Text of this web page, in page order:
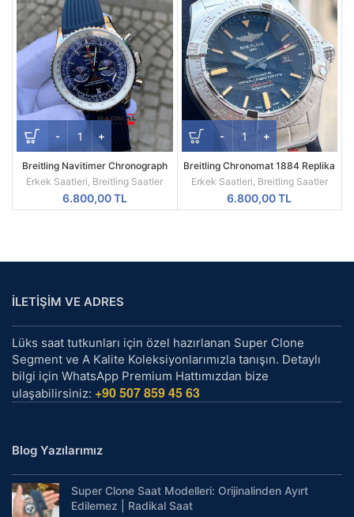
Breitling Navitimer Chronograph
Mavi Dial Replika Erkek Kol Saati
Erkek Saatleri, Breitling Saatler
6.800,00TL
Breitling Chronomat 1884 Replika
Erkek Kol Saati
Erkek Saatleri, Breitling Saatler
6.800,00TL
İLETİŞİM VE ADRES
Lüks saat tutkunları için özel hazırlanan Super Clone
Segment ve A Kalite Koleksiyonlarımızla tanışın. Detaylı
bilgi için WhatsApp Premium Hattımızdan bize
ulaşabilirsiniz: +90 507 859 45 63
Blog Yazılarımız
Super Clone Saat Modelleri: Orijinalinden Ayırt
Edilemez | Radikal Saat